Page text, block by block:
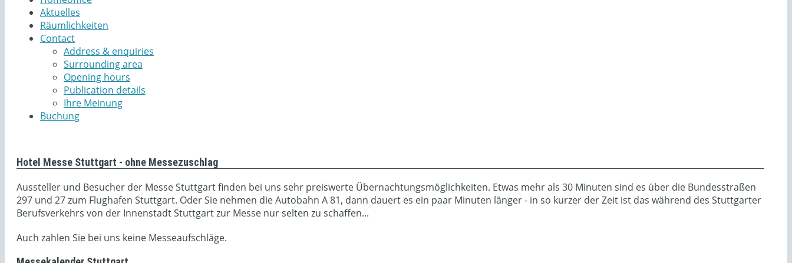
Aktuelles
Räumlichkeiten
Contact
Address & enquiries
Surrounding area
Opening hours
Publication details
Ihre Meinung
Buchung
Hotel Messe Stuttgart - ohne Messezuschlag
Aussteller und Besucher der Messe Stuttgart finden bei uns sehr preiswerte Übernachtungsmöglichkeiten. Etwas mehr als 30 Minuten sind es über die Bundesstraßen
297 und 27 zum Flughafen Stuttgart. Oder Sie nehmen die Autobahn A 81, dann dauert es ein paar Minuten länger - in so kurzer der Zeit ist das während des Stuttgarter
Berufsverkehrs von der Innenstadt Stuttgart zur Messe nur selten zu schaffen...
Auch zahlen Sie bei uns keine Messeaufschläge.